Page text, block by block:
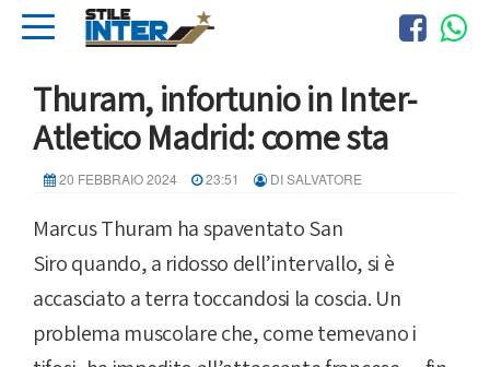
Thuram, infortunio in Inter-
Atletico Madrid: come sta
20 FEBBRAIO 2024 23:51 DI SALVATORE
Marcus Thuram ha spaventato San
Siro quando, a ridosso dell’intervallo, si è
accasciato a terra toccandosi la coscia. Un
problema muscolare che, come temevano i